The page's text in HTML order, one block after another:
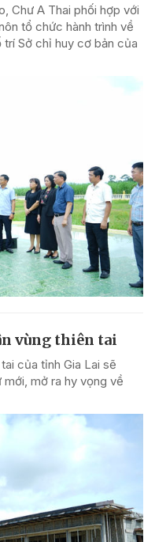
Chư A Thai phối hợp với
tổ chức hành trình về
Sở chỉ huy cơ bản của
vùng thiên tai
của tỉnh Gia Lai sẽ
mở ra hy vọng về